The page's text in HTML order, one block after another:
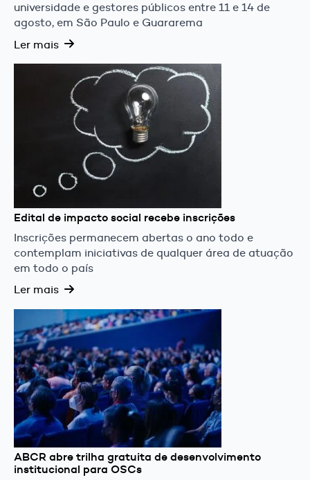
universidade e gestores públicos entre 11 e 14 de
agosto, em São Paulo e Guararema
Ler mais
Edital de impacto social recebe inscrições
Inscrições permanecem abertas o ano todo e
contemplam iniciativas de qualquer área de atuação
em todo o país
Ler mais
ABCR abre trilha gratuita de desenvolvimento
institucional para OSCs